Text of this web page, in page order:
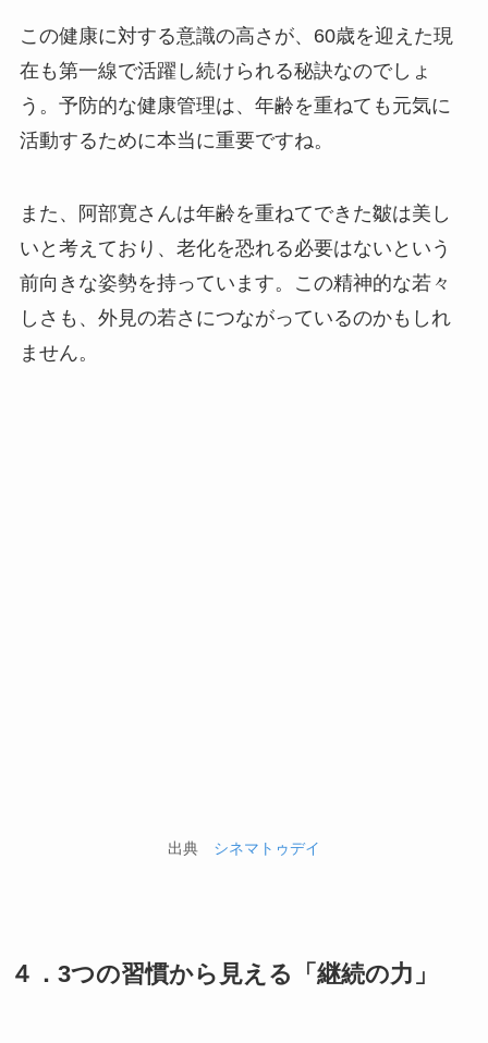
この健康に対する意識の高さが、60歳を迎えた現
在も第一線で活躍し続けられる秘訣なのでしょ
う。予防的な健康管理は、年齢を重ねても元気に
活動するために本当に重要ですね。
また、阿部寛さんは年齢を重ねてできた皺は美し
いと考えており、老化を恐れる必要はないという
前向きな姿勢を持っています。この精神的な若々
しさも、外見の若さにつながっているのかもしれ
ません。
出典 シネマトゥデイ
４．3つの習慣から見える「継続の力」